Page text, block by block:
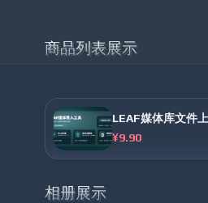
209980983
商品列表展示
¥9.90
相册展示